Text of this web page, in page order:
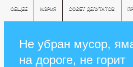
ОБЩЕЕ МЭРИЯ СОВЕТ ДЕПУТАТОВ
Не убран мусор,
на дороге, не горит